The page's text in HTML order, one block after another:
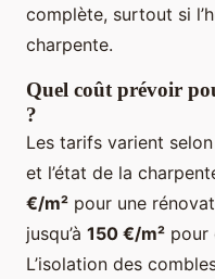
complète, surtout si
charpente.
Quel coût prévoir
?
Les tarifs varient
et l’état de la
€/m² pour une
jusqu’à 150 €/m² pour
L’isolation des